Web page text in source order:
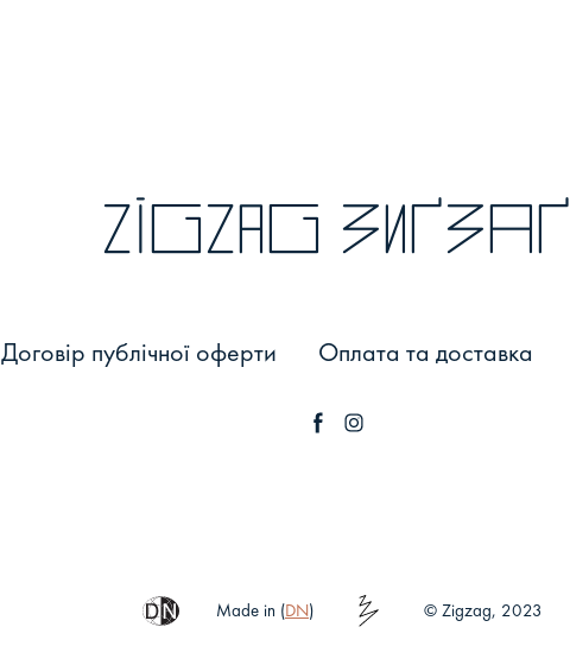
zigzag зиґзаґ
Договір публічної оферти Оплата та доставка
Made in (DN) © Zigzag, 2023